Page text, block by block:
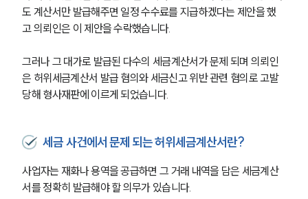
도 계산서만 발급해주면 일정 수수료를 지급하겠다는 제안을 했
고 의뢰인은 이 제안을 수락했습니다.
그러나 그 대가로 발급된 다수의 세금계산서가 문제 되며 의뢰인
은 허위세금계산서 발급 혐의와 세금신고 위반 관련 혐의로 고발
당해 형사재판에 이르게 되었습니다.
세금 사건에서 문제 되는 허위세금계산서란?
사업자는 재화나 용역을 공급하면 그 거래 내역을 담은 세금계산
서를 정확히 발급해야 할 의무가 있습니다.